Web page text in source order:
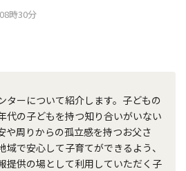
時30分
ターについて紹介します。子どもの
代の子どもを持つ知り合いがいない
や周りからの孤立感を持つお父さ
で安心して子育てができるよう、
提供の場として利用していただく子